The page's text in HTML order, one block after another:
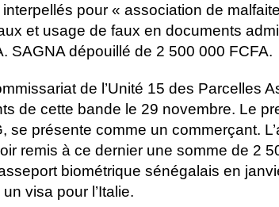
pour « association de
et usage de faux en documents
SAGNA dépouillé de 2 500 000 FCFA.
de l’Unité 15 des Parcelles
de cette bande le 29 novembre. Le
se présente comme un commerçant.
remis à ce dernier une somme de 2
biométrique sénégalais en
visa pour l’Italie.